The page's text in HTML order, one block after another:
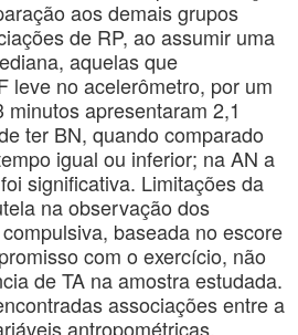
aos demais grupos
de RP, ao assumir uma
aquelas que
leve no acelerômetro, por um
apresentaram 2,1
ter BN, quando comparado
igual ou inferior; na AN a
significativa. Limitações da
na observação dos
baseada no escore
com o exercício, não
de TA na amostra estudada.
associações entre a
antropométricas,